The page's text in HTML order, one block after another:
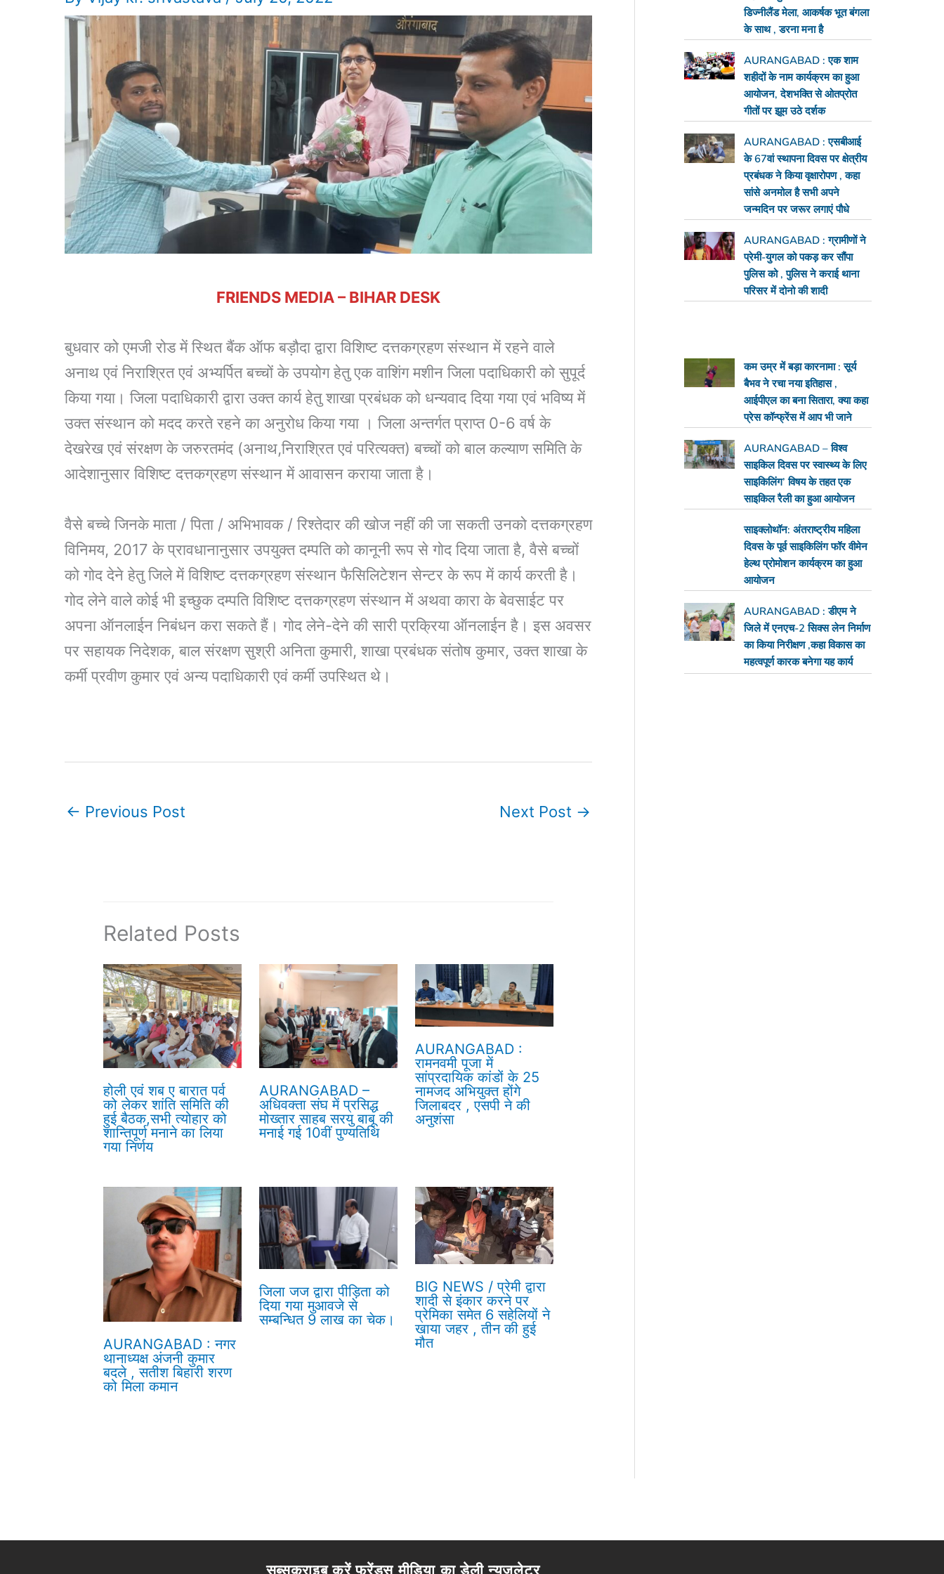
FRIENDS MEDIA – BIHAR DESK
बुधवार को एमजी रोड में स्थित बैंक ऑफ बड़ौदा द्वारा विशिष्ट दत्तकग्रहण संस्थान में रहने वाले
अनाथ एवं निराश्रित एवं अभ्यर्पित बच्चों के उपयोग हेतु एक वाशिंग मशीन जिला पदाधिकारी को सुपूर्द
किया गया। जिला पदाधिकारी द्वारा उक्त कार्य हेतु शाखा प्रबंधक को धन्यवाद दिया गया एवं भविष्य में
उक्त संस्थान को मदद करते रहने का अनुरोध किया गया । जिला अन्तर्गत प्राप्त 0-6 वर्ष के
देखरेख एवं संरक्षण के जरुरतमंद (अनाथ,निराश्रित एवं परित्यक्त) बच्चों को बाल कल्याण समिति के
आदेशानुसार विशिष्ट दत्तकग्रहण संस्थान में आवासन कराया जाता है।
वैसे बच्चे जिनके माता / पिता / अभिभावक / रिश्तेदार की खोज नहीं की जा सकती उनको दत्तकग्रहण
विनिमय, 2017 के प्रावधानानुसार उपयुक्त दम्पति को कानूनी रूप से गोद दिया जाता है, वैसे बच्चों
को गोद देने हेतु जिले में विशिष्ट दत्तकग्रहण संस्थान फैसिलिटेशन सेन्टर के रूप में कार्य करती है।
गोद लेने वाले कोई भी इच्छुक दम्पति विशिष्ट दत्तकग्रहण संस्थान में अथवा कारा के बेवसाईट पर
अपना ऑनलाईन निबंधन करा सकते हैं। गोद लेने-देने की सारी प्रक्रिया ऑनलाईन है। इस अवसर
पर सहायक निदेशक, बाल संरक्षण सुश्री अनिता कुमारी, शाखा प्रबंधक संतोष कुमार, उक्त शाखा के
कर्मी प्रवीण कुमार एवं अन्य पदाधिकारी एवं कर्मी उपस्थित थे।
← Previous Post Next Post →
Related Posts
होली एवं शब ए बारात पर्व
को लेकर शांति समिति की
हुई बैठक,सभी त्योहार को
शान्तिपूर्ण मनाने का लिया
गया निर्णय
AURANGABAD –
अधिवक्ता संघ में प्रसिद्ध
मोख्तार साहब सरयु बाबू की
मनाई गई 10वीं पुण्यतिथि
AURANGABAD :
रामनवमी पूजा में
सांप्रदायिक कांडों के 25
नामजद अभियुक्त होंगे
जिलाबदर , एसपी ने की
अनुशंसा
AURANGABAD : नगर
थानाध्यक्ष अंजनी कुमार
बदले , सतीश बिहारी शरण
को मिला कमान
जिला जज द्वारा पीड़िता को
दिया गया मुआवजे से
सम्बन्धित 9 लाख का चेक।
BIG NEWS / प्रेमी द्वारा
शादी से इंकार करने पर
प्रेमिका समेत 6 सहेलियों ने
खाया जहर , तीन की हुई
मौत
डिज्नीलैंड मेला, आकर्षक भूत बंगला
के साथ , डरना मना है
AURANGABAD : एक शाम
शहीदों के नाम कार्यक्रम का हुआ
आयोजन, देशभक्ति से ओतप्रोत
गीतों पर झूम उठे दर्शक
AURANGABAD : एसबीआई
के 67वां स्थापना दिवस पर क्षेत्रीय
प्रबंधक ने किया वृक्षारोपण , कहा
सांसे अनमोल है सभी अपने
जन्मदिन पर जरूर लगाएं पौधे
AURANGABAD : ग्रामीणों ने
प्रेमी-युगल को पकड़ कर सौंपा
पुलिस को , पुलिस ने कराई थाना
परिसर में दोनो की शादी
कम उम्र में बड़ा कारनामा : सूर्य
बैभव ने रचा नया इतिहास ,
आईपीएल का बना सितारा, क्या कहा
प्रेस कॉन्फ्रेंस में आप भी जाने
AURANGABAD – विश्व
साइकिल दिवस पर स्वास्थ्य के लिए
साइकिलिंग’ विषय के तहत एक
साइकिल रैली का हुआ आयोजन
साइक्लोथॉन: अंतराष्ट्रीय महिला
दिवस के पूर्व साइकिलिंग फॉर वीमेन
हेल्थ प्रोमोशन कार्यक्रम का हुआ
आयोजन
AURANGABAD : डीएम ने
जिले में एनएच-2 सिक्स लेन निर्माण
का किया निरीक्षण ,कहा विकास का
महत्वपूर्ण कारक बनेगा यह कार्य